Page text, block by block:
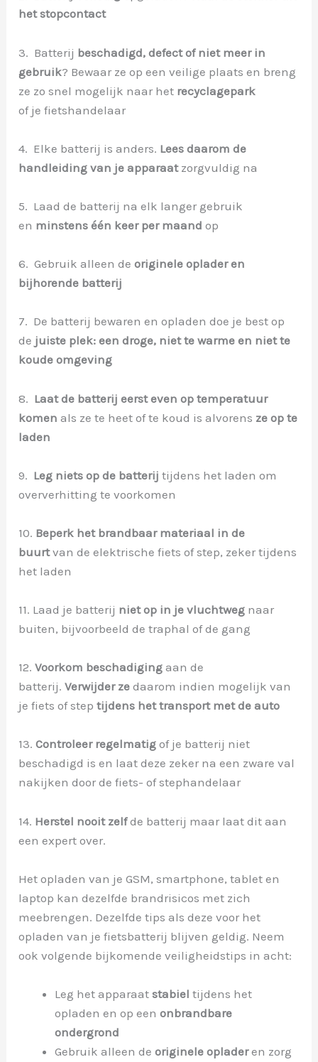
het stopcontact
3. Batterij beschadigd, defect of niet meer in
gebruik? Bewaar ze op een veilige plaats en breng
ze zo snel mogelijk naar het recyclagepark
of je fietshandelaar
4. Elke batterij is anders. Lees daarom de
handleiding van je apparaatzorgvuldig na
5. Laad de batterij na elk langer gebruik
en minstens één keer per maand op
6. Gebruik alleen deoriginele oplader en
bijhorende batterij
7. De batterij bewaren en opladen doe je best op
de juiste plek: een droge, niet te warme en niet te
koude omgeving
8. Laat de batterij eerst even op temperatuur
komen als ze te heet of te koud is alvorens ze op te
laden
9. Leg niets op de batterij tijdens het laden om
oververhitting te voorkomen
10. Beperk het brandbaar materiaal in de
buurtvan de elektrische fiets of step, zeker tijdens
het laden
11. Laad je batterij niet op in je vluchtweg naar
buiten, bijvoorbeeld de traphal of de gang
12.Voorkom beschadiging aan de
batterij.Verwijder ze daarom indien mogelijk van
je fiets of steptijdens het transport met de auto
13.Controleer regelmatig of je batterij niet
beschadigd is en laat deze zeker na een zware val
nakijken door de fiets- of stephandelaar
14. Herstel nooit zelfde batterij maar laat dit aan
een expert over.
Het opladen van je GSM, smartphone, tablet en
laptop kan dezelfde brandrisicos met zich
meebrengen. Dezelfde tips als deze voor het
opladen van je fietsbatterij blijven geldig. Neem
ook volgende bijkomende veiligheidstips in acht:
Leg het apparaatstabiel tijdens het
opladen en op eenonbrandbare
ondergrond
Gebruik alleen deoriginele opladeren zorg